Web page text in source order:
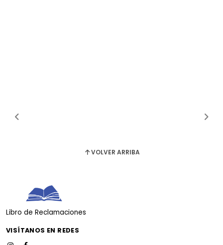
VOLVER ARRIBA
Libro de Reclamaciones
VISÍTANOS EN REDES